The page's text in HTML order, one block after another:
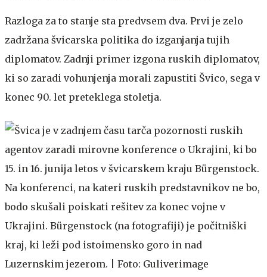
Razloga za to stanje sta predvsem dva. Prvi je zelo
zadržana švicarska politika do izganjanja tujih
diplomatov. Zadnji primer izgona ruskih diplomatov,
ki so zaradi vohunjenja morali zapustiti Švico, sega v
konec 90. let preteklega stoletja.